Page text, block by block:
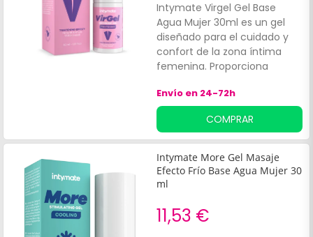
Intymate Virgel Gel Base
Agua Mujer 30ml es un gel
diseñado para el cuidado y
confort de la zona íntima
femenina. Proporciona
sensación de frescor y
bienestar desde la primera
aplicación.
Envío en 24-72h
COMPRAR
Intymate More Gel Masaje
Efecto Frío Base Agua Mujer 30
ml
11,53 €